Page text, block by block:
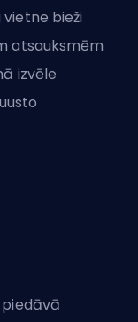
bieži
atsauksmēm
izvēle
piedāvā